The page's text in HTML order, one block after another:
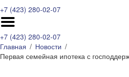
+7 (423) 280-02-07
+7 (423) 280-02-07
Главная
Новости
Первая семейная ипотека с